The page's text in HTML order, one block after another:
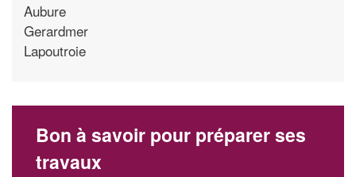
Aubure
Gerardmer
Lapoutroie
Bon à savoir pour préparer ses
travaux